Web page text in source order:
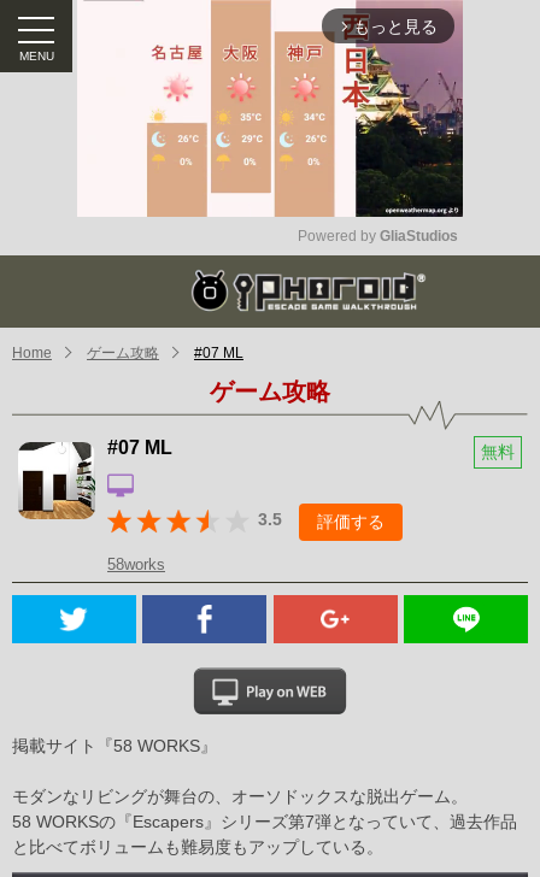
arrow_forward_ios もっと見る
Mute
Powered by GliaStudios
Home ゲーム攻略 #07 ML
ゲーム攻略
#07 ML 無料
3.5 評価する
58works
掲載サイト『58 WORKS』
モダンなリビングが舞台の、オーソドックスな脱出ゲーム。
58 WORKSの『Escapers』シリーズ第7弾となっていて、過去作品
と比べてボリュームも難易度もアップしている。